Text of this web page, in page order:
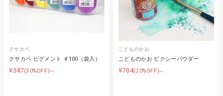
クサカベ
クサカベ ピグメント ＃100（袋入）
¥347(30%OFF)～
こどものかお
こどものかお ピクシーパウダー
¥704(20%OFF)～